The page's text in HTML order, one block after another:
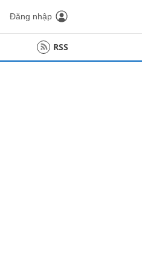
Đăng nhập
RSS